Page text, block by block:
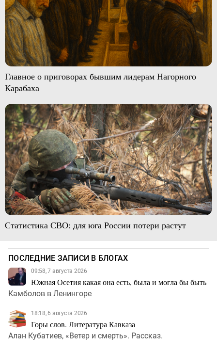
Главное о приговорах бывшим лидерам Нагорного
Карабаха
Статистика СВО: для юга России потери растут
ПОСЛЕДНИЕ ЗАПИСИ В БЛОГАХ
09:58, 7 августа 2026
Южная Осетия какая она есть, была и могла бы быть
Камболов в Ленингоре
18:18, 6 августа 2026
Горы слов. Литература Кавказа
Алан Кубатиев, «Ветер и смерть». Рассказ.